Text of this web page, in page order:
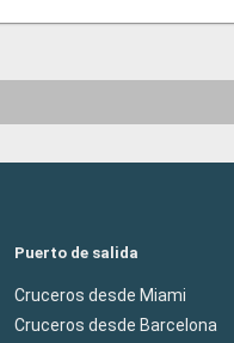
Puerto de salida
Cruceros desde Miami
Cruceros desde Barcelona